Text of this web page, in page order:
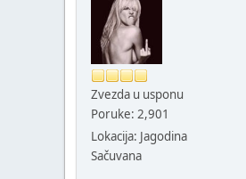
Zvezda u usponu
Poruke: 2,901
Lokacija: Jagodina
Sačuvana